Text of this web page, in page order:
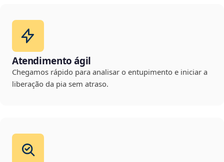
Atendimento ágil
Chegamos rápido para analisar o entupimento e iniciar a
liberação da pia sem atraso.